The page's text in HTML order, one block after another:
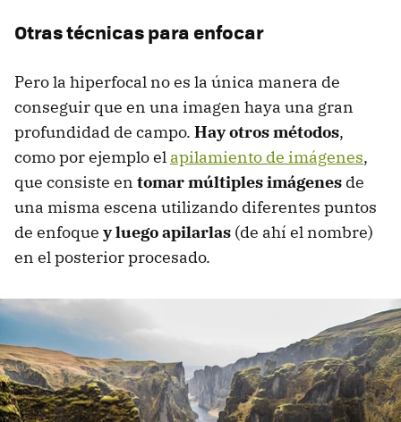
Otras técnicas para enfocar
Pero la hiperfocal no es la única manera de
conseguir que en una imagen haya una gran
profundidad de campo. Hay otros métodos,
como por ejemplo el apilamiento de imágenes,
que consiste en tomar múltiples imágenes de
una misma escena utilizando diferentes puntos
de enfoque y luego apilarlas (de ahí el nombre)
en el posterior procesado.